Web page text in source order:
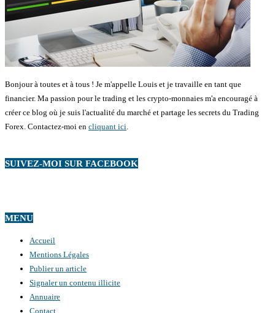
Bonjour à toutes et à tous ! Je m'appelle Louis et je travaille en tant que
financier. Ma passion pour le trading et les crypto-monnaies m'a encouragé à
créer ce blog où je suis l'actualité du marché et partage les secrets du Trading
Forex. Contactez-moi en cliquant ici.
SUIVEZ-MOI SUR FACEBOOK
MENU
Accueil
Mentions Légales
Publier un article
Signaler un contenu illicite
Annuaire
Contact